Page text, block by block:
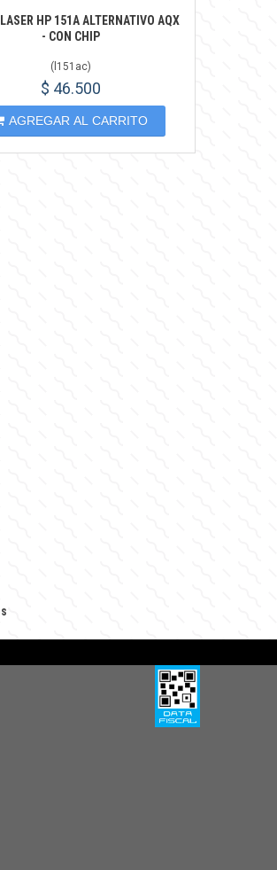
HP 151A ALTERNATIVO AQX
- CON CHIP
(l151ac)
$ 46.500
AGREGAR AL CARRITO